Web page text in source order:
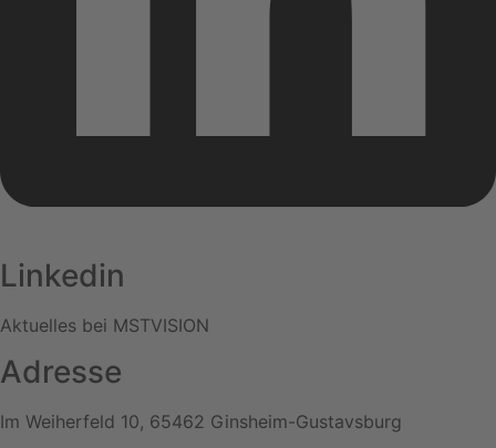
Linkedin
Aktuelles bei MSTVISION
Adresse
Im Weiherfeld 10, 65462 Ginsheim-Gustavsburg